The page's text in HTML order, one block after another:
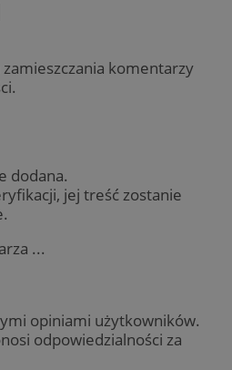
komentarzy
dodana.
jej treść zostanie
...
opiniami użytkowników.
odpowiedzialności za